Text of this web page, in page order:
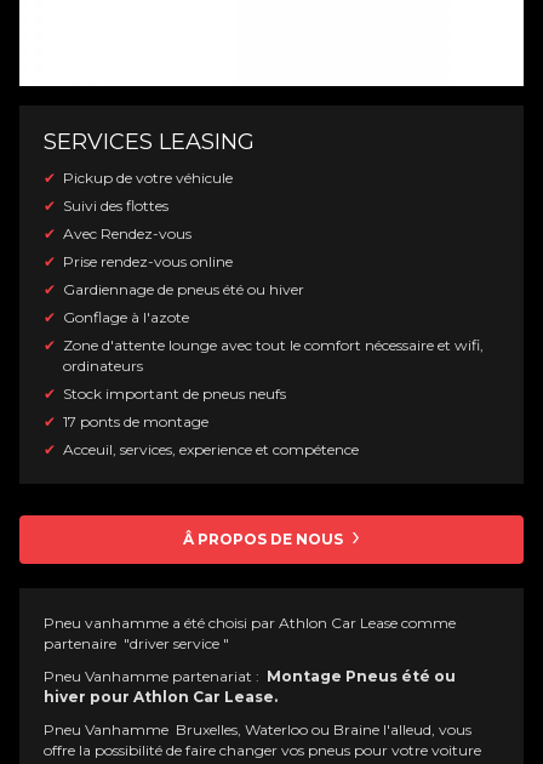
SERVICES LEASING
Pickup de votre véhicule
Suivi des flottes
Avec Rendez-vous
Prise rendez-vous online
Gardiennage de pneus été ou hiver
Gonflage à l'azote
Zone d'attente lounge avec tout le comfort nécessaire et wifi,
ordinateurs
Stock important de pneus neufs
17 ponts de montage
Acceuil, services, experience et compétence
Â PROPOS DE NOUS
Pneu vanhamme a été choisi par Athlon Car Lease comme
partenaire "driver service "
Pneu Vanhamme partenariat : Montage Pneus été ou
hiver pour Athlon Car Lease.
Pneu Vanhamme Bruxelles, Waterloo ou Braine l'alleud, vous
offre la possibilité de faire changer vos pneus pour votre voiture